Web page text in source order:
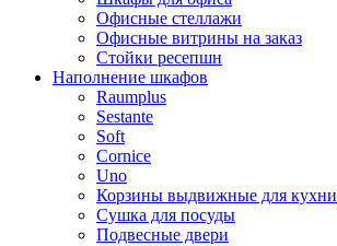
Офисные стеллажи
Офисные витрины на заказ
Стойки ресепшн
Наполнение шкафов
Raumplus
Sestante
Soft
Cornice
Uno
Корзины выдвижные для кухни
Сушка для посуды
Подвесные двери